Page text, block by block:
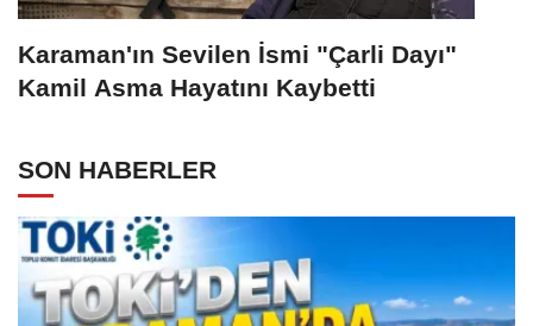
Karaman'ın Sevilen İsmi "Çarli Dayı"
Kamil Asma Hayatını Kaybetti
SON HABERLER